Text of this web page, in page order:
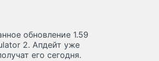
обновление 1.59
2. Апдейт уже
его сегодня.